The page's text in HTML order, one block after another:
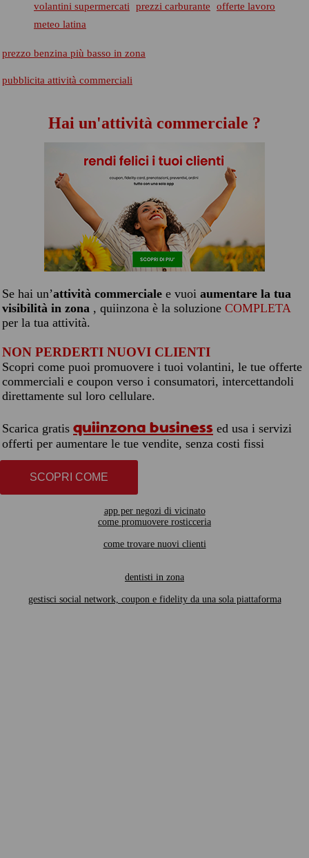
volantini supermercati prezzi carburante
offerte lavoro
meteo latina
prezzo benzina più basso in zona
pubblicita attività commerciali
Hai un'attività commerciale ?
Se hai un’attività commerciale e vuoi aumentare la tua
visibilità in zona , quiinzona è la soluzione COMPLETA
per la tua attività.
NON PERDERTI NUOVI CLIENTI
Scopri come puoi promuovere i tuoi volantini, le tue offerte
commerciali e coupon verso i consumatori, intercettandoli
direttamente sul loro cellulare.
Scarica gratis quiinzona business ed usa i servizi
offerti per aumentare le tue vendite, senza costi fissi
SCOPRI COME
app per negozi di vicinato
come promuovere rosticceria
come trovare nuovi clienti
dentisti in zona
gestisci social network, coupon e fidelity da una sola piattaforma